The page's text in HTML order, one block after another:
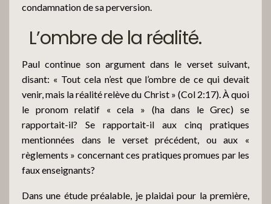
condamnation de sa perversion.
L’ombre de la réalité.
Paul continue son argument dans le verset suivant,
disant: « Tout cela n’est que l’ombre de ce qui devait
venir, mais la réalité relève du Christ » (Col 2:17). À quoi
le pronom relatif « cela » (ha dans le Grec) se
rapportait-il? Se rapportait-il aux cinq pratiques
mentionnées dans le verset précédent, ou aux «
règlements » concernant ces pratiques promues par les
faux enseignants?
Dans une étude préalable, je plaidai pour la première,